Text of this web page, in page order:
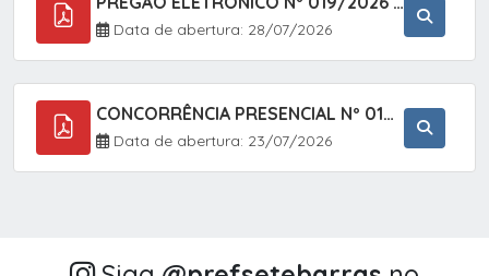
Data de abertura: 28/07/2026
CONCORRÊNCIA PRESENCIAL Nº 018/2026 - PAVIMENTAÇÃO ASFÁLTICA NO BAIRRO VOTUPOCA ? ESTRADA DA RAPOSA, NO MUNICÍPIO DE SETE BARRAS/SP
Data de abertura: 23/07/2026